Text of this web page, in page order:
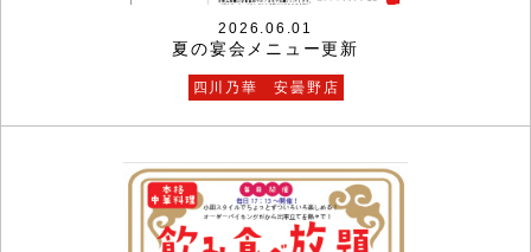
2026.06.01
夏の宴会メニュー更新
四川乃華 安曇野店